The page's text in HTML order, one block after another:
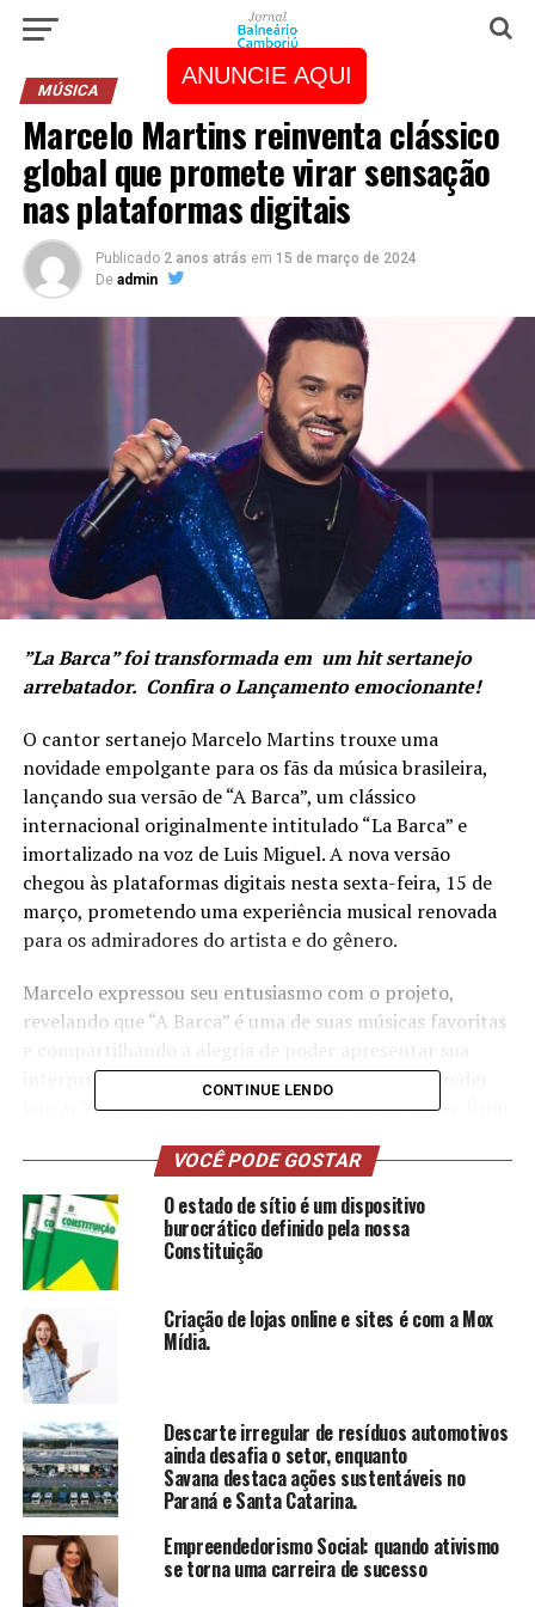
ANUNCIE AQUI
MÚSICA
Marcelo Martins reinventa clássico
global que promete virar sensação
nas plataformas digitais
Publicado 2 anos atrás em 15 de março de 2024
De admin
”La Barca” foi transformada em um hit sertanejo
arrebatador. Confira o Lançamento emocionante!
O cantor sertanejo Marcelo Martins trouxe uma
novidade empolgante para os fãs da música brasileira,
lançando sua versão de “A Barca”, um clássico
internacional originalmente intitulado “La Barca” e
imortalizado na voz de Luis Miguel. A nova versão
chegou às plataformas digitais nesta sexta-feira, 15 de
março, prometendo uma experiência musical renovada
para os admiradores do artista e do gênero.
Marcelo expressou seu entusiasmo com o projeto,
revelando que “A Barca” é uma de suas músicas favoritas
interpretação ao público.“Estou muito feliz em poder
lançar ‘A Barca’, uma das minhas músicas favoritas. É um
público está acostumado, mas estou confiante de que
todos vão se surpreender positivamente com esta nova
interpretação. Acredito que a música tem o poder de
tocar os corações de maneira única, e é isso que espero
alcançar com essa versão”” destacou o cantor.
aqui
Trajetória de Marcelo Martins
sertanejo brasileiro, iniciou sua carreira marcante como
a voz principal da dupla João Lucas e Marcelo, formada
em 2011. O duo alcançou fama nacional e internacional
com o hit “Eu Quero Tchu, Eu Quero Tcha”, uma música
que se tornou viral, misturando o sertanejo universitário
com um ritmo dançante e contagiante, e se destacando
CONTINUE LENDO
VOCÊ PODE GOSTAR
O estado de sítio é um dispositivo
burocrático definido pela nossa
Constituição
Criação de lojas online e sites é com a Mox
Mídia.
Descarte irregular de resíduos automotivos
ainda desafia o setor, enquanto
Savana destaca ações sustentáveis no
Paraná e Santa Catarina.
Empreendedorismo Social: quando ativismo
se torna uma carreira de sucesso